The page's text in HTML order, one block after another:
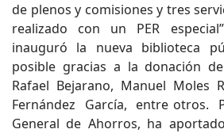
de plenos y comisiones y tres
realizado con un PER
inauguró la nueva biblioteca
posible gracias a la donación
Rafael Bejarano, Manuel Moles
Fernández García, entre otros.
General de Ahorros, ha